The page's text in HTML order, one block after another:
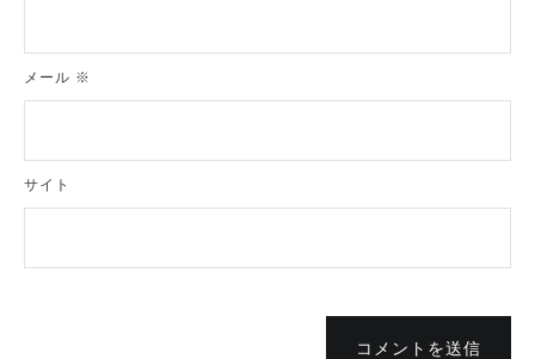
メール ※
サイト
コメントを送信